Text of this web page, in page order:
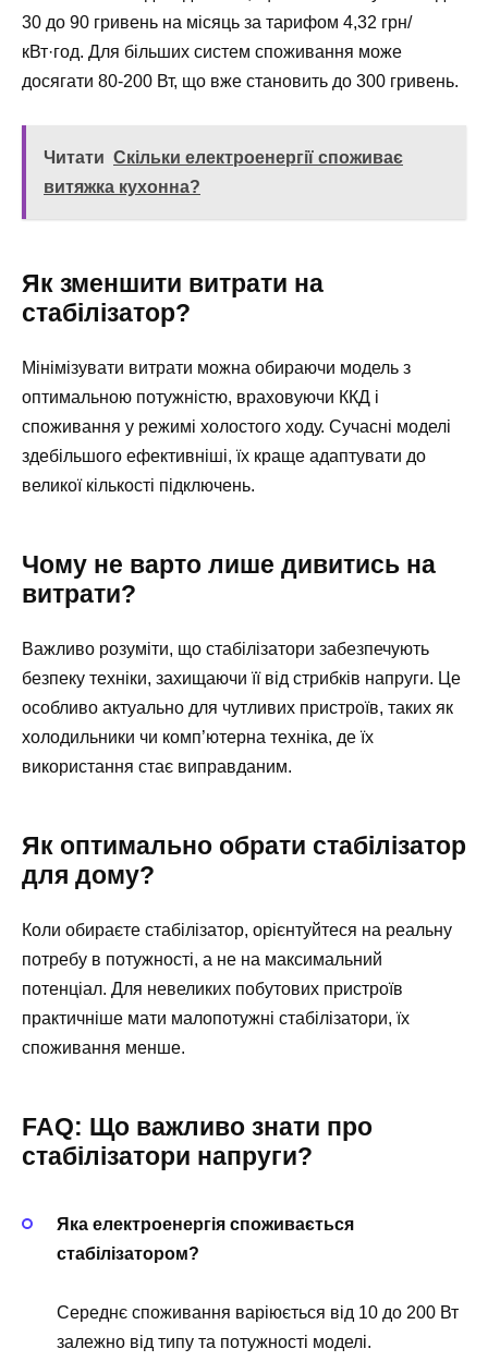
30 до 90 гривень на місяць за тарифом 4,32 грн/
кВт·год. Для більших систем споживання може
досягати 80-200 Вт, що вже становить до 300 гривень.
Читати Скільки електроенергії споживає
витяжка кухонна?
Як зменшити витрати на
стабілізатор?
Мінімізувати витрати можна обираючи модель з
оптимальною потужністю, враховуючи ККД і
споживання у режимі холостого ходу. Сучасні моделі
здебільшого ефективніші, їх краще адаптувати до
великої кількості підключень.
Чому не варто лише дивитись на
витрати?
Важливо розуміти, що стабілізатори забезпечують
безпеку техніки, захищаючи її від стрибків напруги. Це
особливо актуально для чутливих пристроїв, таких як
холодильники чи комп’ютерна техніка, де їх
використання стає виправданим.
Як оптимально обрати стабілізатор
для дому?
Коли обираєте стабілізатор, орієнтуйтеся на реальну
потребу в потужності, а не на максимальний
потенціал. Для невеликих побутових пристроїв
практичніше мати малопотужні стабілізатори, їх
споживання менше.
FAQ: Що важливо знати про
стабілізатори напруги?
Яка електроенергія споживається
стабілізатором?
Середнє споживання варіюється від 10 до 200 Вт
залежно від типу та потужності моделі.